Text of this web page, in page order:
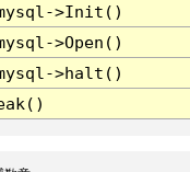
>Init()
>Open()
>halt()